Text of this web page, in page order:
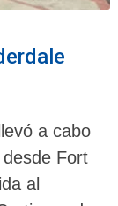
a cabo
Fort
al